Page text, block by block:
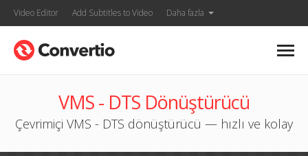
Video Editor Add Subtitles to Video Daha fazla
VMS - DTS Dönüştürücü
Çevrimiçi VMS - DTS dönüştürücü — hızlı ve kolay